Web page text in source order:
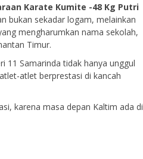
Karate Kumite -48 Kg Putri
bukan sekadar logam, melainkan
mengharumkan nama sekolah,
Timur.
11 Samarinda tidak hanya unggul
atlet berprestasi di kancah
karena masa depan Kaltim ada di